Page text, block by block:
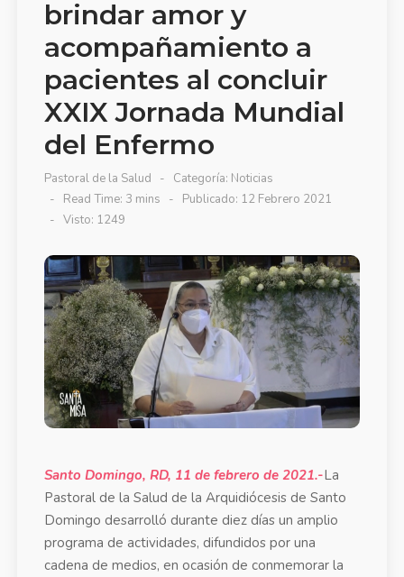
brindar amor y
acompañamiento a
pacientes al concluir
XXIX Jornada Mundial
del Enfermo
Pastoral de la Salud Categoría: Noticias
Read Time: 3 mins
Publicado: 12 Febrero 2021
Visto: 1249
Santo Domingo, RD, 11 de febrero de 2021.-La
Pastoral de la Salud de la Arquidiócesis de Santo
Domingo desarrolló durante diez días un amplio
programa de actividades, difundidos por una
cadena de medios, en ocasión de conmemorar la